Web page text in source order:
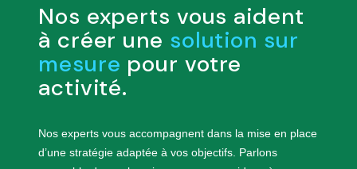
Nos experts vous aident
à créer une solution sur
mesure pour votre
activité.
Nos experts vous accompagnent dans la mise en place
d’une stratégie adaptée à vos objectifs. Parlons